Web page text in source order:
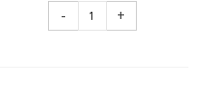
- +